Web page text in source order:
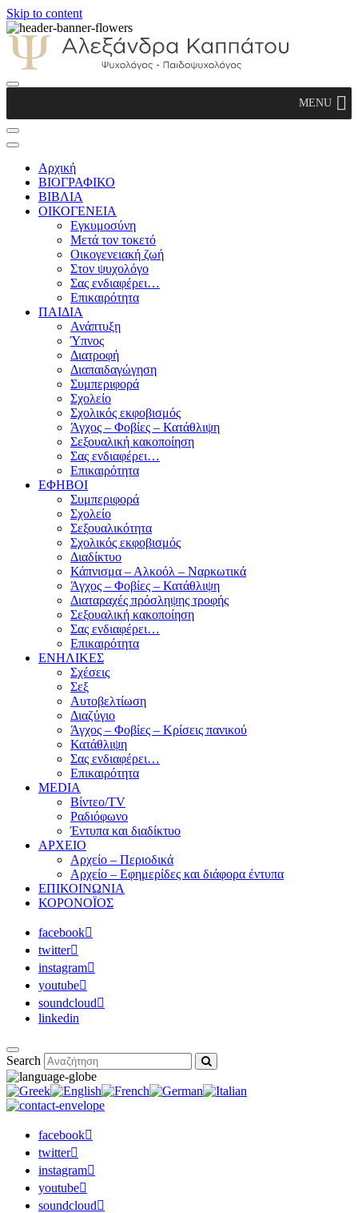
Skip to content
Παιδοψυχολόγος
MENU
Αρχική
ΒΙΟΓΡΑΦΙΚΟ
ΒΙΒΛΙΑ
ΟΙΚΟΓΕΝΕΙΑ
Εγκυμοσύνη
Μετά τον τοκετό
Οικογενειακή ζωή
Στον ψυχολόγο
Σας ενδιαφέρει…
Επικαιρότητα
ΠΑΙΔΙΑ
Ανάπτυξη
Ύπνος
Διατροφή
Διαπαιδαγώγηση
Συμπεριφορά
Σχολείο
Σχολικός εκφοβισμός
Άγχος – Φοβίες – Κατάθλιψη
Σεξουαλική κακοποίηση
Σας ενδιαφέρει…
Επικαιρότητα
ΕΦΗΒΟΙ
Συμπεριφορά
Σχολείο
Σεξουαλικότητα
Σχολικός εκφοβισμός
Διαδίκτυο
Κάπνισμα – Αλκοόλ – Ναρκωτικά
Άγχος – Φοβίες – Κατάθλιψη
Διαταραχές πρόσληψης τροφής
Σεξουαλική κακοποίηση
Σας ενδιαφέρει…
Επικαιρότητα
ΕΝΗΛΙΚΕΣ
Σχέσεις
Σεξ
Αυτοβελτίωση
Διαζύγιο
Άγχος – Φοβίες – Κρίσεις πανικού
Κατάθλιψη
Σας ενδιαφέρει…
Επικαιρότητα
MEDIA
Βίντεο/TV
Ραδιόφωνο
Έντυπα και διαδίκτυο
ΑΡΧΕΙΟ
Αρχείο – Περιοδικά
Αρχείο – Εφημερίδες και διάφορα έντυπα
ΕΠΙΚΟΙΝΩΝΙΑ
ΚΟΡΟΝΟΪΟΣ
facebook
twitter
instagram
youtube
soundcloud
linkedin
Search
facebook
twitter
instagram
youtube
soundcloud